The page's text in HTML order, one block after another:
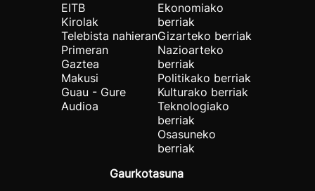
EITB
Kirolak
Telebista nahieran
Primeran
Gaztea
Makusi
Guau - Gure
Audioa
Ekonomiako
berriak
Gizarteko berriak
Nazioarteko
berriak
Politikako berriak
Kulturako berriak
Teknologiako
berriak
Osasuneko
berriak
Gaurkotasuna